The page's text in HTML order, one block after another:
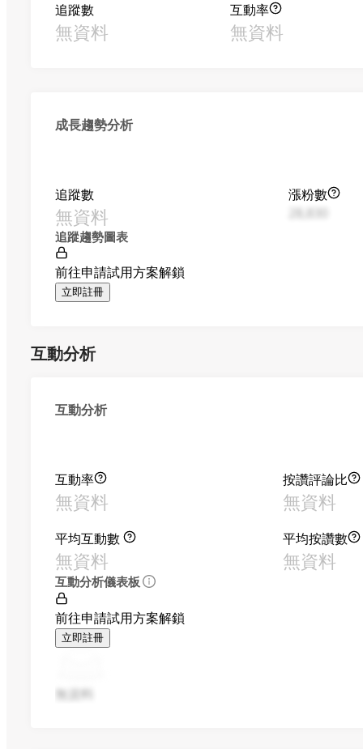
追蹤數
無資料
互動率
無資料
成長趨勢分析
追蹤數
無資料
漲粉數
追蹤趨勢圖表
前往申請試用方案解鎖
立即註冊
互動分析
互動分析
互動率
無資料
按讚評論比
無資料
平均互動數
無資料
平均按讚數
無資料
互動分析儀表板
前往申請試用方案解鎖
立即註冊
無資料